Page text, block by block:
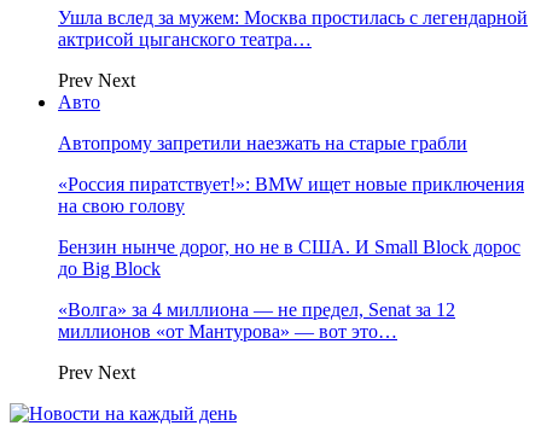
Ушла вслед за мужем: Москва простилась с легендарной
актрисой цыганского театра…
Prev Next
Авто
Автопрому запретили наезжать на старые грабли
«Россия пиратствует!»: BMW ищет новые приключения
на свою голову
Бензин нынче дорог, но не в США. И Small Block дорос
до Big Block
«Волга» за 4 миллиона — не предел, Senat за 12
миллионов «от Мантурова» — вот это…
Prev Next